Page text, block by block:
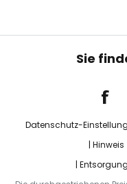
Sie
Datenschutz-